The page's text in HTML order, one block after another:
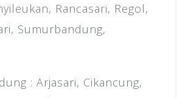
Rancasari, Regol,
Sumurbandung,
: Arjasari, Cikancung,